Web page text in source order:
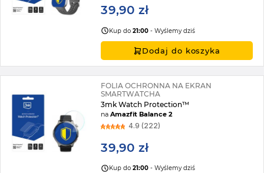
39,90 zł
Kup do21:00 - Wyślemy dziś
Dodaj do koszyka
FOLIA OCHRONNA NA EKRAN
SMARTWATCHA
3mk Watch Protection™
naAmazfit Balance 2
4.9 (222)
39,90 zł
Kup do21:00 - Wyślemy dziś